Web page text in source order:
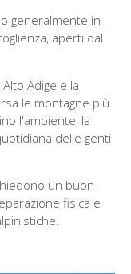
generalmente in
aperti dal
Adige e la
le montagne più
l'ambiente, la
delle genti
un buon
fisica e